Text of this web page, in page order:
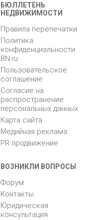
БЮЛЛЕТЕНЬ
НЕДВИЖИМОСТИ
Правила перепечатки
Политика
конфиденциальности
BN.ru
Пользовательское
соглашение
Согласие на
распространение
персональных данных
Карта сайта
Медийная реклама
PR продвижение
ВОЗНИКЛИ ВОПРОСЫ
Форум
Контакты
Юридическая
консультация